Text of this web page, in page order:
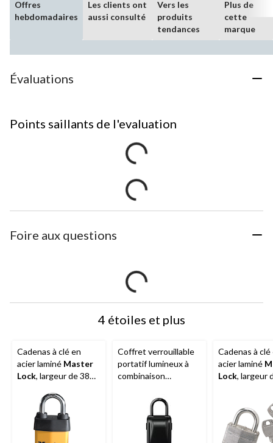
Offres
hebdomadaires
Les clients ont
aussi consulté
Vers les
produits
tendances
Plus de
cette
marque
Évaluations
Points saillants de l'evaluation
Foire aux questions
4 étoiles et plus
Cadenas à clé en
acier laminé Master
Lock, largeur de 38
29 mm, jaune/noir
Coffret verrouillable
portatif lumineux à
combinaison
chiffres réinitialisable
Master Lock
de largeur,
argent/noir
Cadenas à clé
acier laminé
Lock, largeur